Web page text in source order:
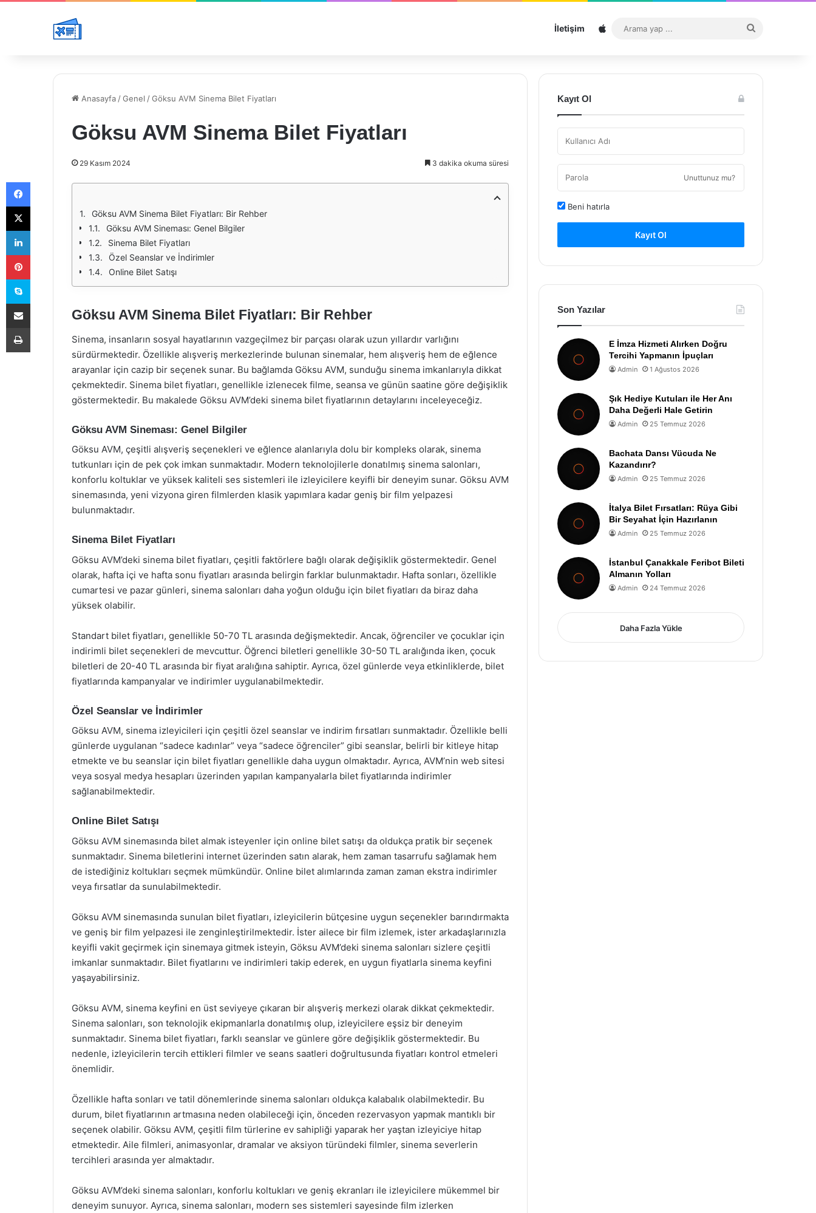
İletişim Sitemap
...
Anasayfa /Genel /Göksu AVM Sinema Bilet Fiyatları
Göksu AVM Sinema Bilet Fiyatları
29 Kasım 2024 3 dakika okuma süresi
Göksu AVM Sinema Bilet Fiyatları: Bir Rehber
Göksu AVM Sineması: Genel Bilgiler
Sinema Bilet Fiyatları
Özel Seanslar ve İndirimler
Online Bilet Satışı
Göksu AVM Sinema Bilet Fiyatları: Bir Rehber
Sinema, insanların sosyal hayatlarının vazgeçilmez bir parçası olarak uzun yıllardır varlığını
sürdürmektedir. Özellikle alışveriş merkezlerinde bulunan sinemalar, hem alışveriş hem de eğlence
arayanlar için cazip bir seçenek sunar. Bu bağlamda Göksu AVM, sunduğu sinema imkanlarıyla dikkat
çekmektedir. Sinema bilet fiyatları, genellikle izlenecek filme, seansa ve günün saatine göre değişiklik
göstermektedir. Bu makalede Göksu AVM’deki sinema bilet fiyatlarının detaylarını inceleyeceğiz.
Göksu AVM Sineması: Genel Bilgiler
Göksu AVM, çeşitli alışveriş seçenekleri ve eğlence alanlarıyla dolu bir kompleks olarak, sinema
tutkunları için de pek çok imkan sunmaktadır. Modern teknolojilerle donatılmış sinema salonları,
konforlu koltuklar ve yüksek kaliteli ses sistemleri ile izleyicilere keyifli bir deneyim sunar. Göksu AVM
sinemasında, yeni vizyona giren filmlerden klasik yapımlara kadar geniş bir film yelpazesi
bulunmaktadır.
Sinema Bilet Fiyatları
Göksu AVM’deki sinema bilet fiyatları, çeşitli faktörlere bağlı olarak değişiklik göstermektedir. Genel
olarak, hafta içi ve hafta sonu fiyatları arasında belirgin farklar bulunmaktadır. Hafta sonları, özellikle
cumartesi ve pazar günleri, sinema salonları daha yoğun olduğu için bilet fiyatları da biraz daha
yüksek olabilir.
Standart bilet fiyatları, genellikle 50-70 TL arasında değişmektedir. Ancak, öğrenciler ve çocuklar için
indirimli bilet seçenekleri de mevcuttur. Öğrenci biletleri genellikle 30-50 TL aralığında iken, çocuk
biletleri de 20-40 TL arasında bir fiyat aralığına sahiptir. Ayrıca, özel günlerde veya etkinliklerde, bilet
fiyatlarında kampanyalar ve indirimler uygulanabilmektedir.
Özel Seanslar ve İndirimler
Göksu AVM, sinema izleyicileri için çeşitli özel seanslar ve indirim fırsatları sunmaktadır. Özellikle belli
günlerde uygulanan “sadece kadınlar” veya “sadece öğrenciler” gibi seanslar, belirli bir kitleye hitap
etmekte ve bu seanslar için bilet fiyatları genellikle daha uygun olmaktadır. Ayrıca, AVM’nin web sitesi
veya sosyal medya hesapları üzerinden yapılan kampanyalarla bilet fiyatlarında indirimler
sağlanabilmektedir.
Online Bilet Satışı
Göksu AVM sinemasında bilet almak isteyenler için online bilet satışı da oldukça pratik bir seçenek
sunmaktadır. Sinema biletlerini internet üzerinden satın alarak, hem zaman tasarrufu sağlamak hem
de istediğiniz koltukları seçmek mümkündür. Online bilet alımlarında zaman zaman ekstra indirimler
veya fırsatlar da sunulabilmektedir.
Göksu AVM sinemasında sunulan bilet fiyatları, izleyicilerin bütçesine uygun seçenekler barındırmakta
ve geniş bir film yelpazesi ile zenginleştirilmektedir. İster ailece bir film izlemek, ister arkadaşlarınızla
keyifli vakit geçirmek için sinemaya gitmek isteyin, Göksu AVM’deki sinema salonları sizlere çeşitli
imkanlar sunmaktadır. Bilet fiyatlarını ve indirimleri takip ederek, en uygun fiyatlarla sinema keyfini
yaşayabilirsiniz.
Göksu AVM, sinema keyfini en üst seviyeye çıkaran bir alışveriş merkezi olarak dikkat çekmektedir.
Sinema salonları, son teknolojik ekipmanlarla donatılmış olup, izleyicilere eşsiz bir deneyim
sunmaktadır. Sinema bilet fiyatları, farklı seanslar ve günlere göre değişiklik göstermektedir. Bu
nedenle, izleyicilerin tercih ettikleri filmler ve seans saatleri doğrultusunda fiyatları kontrol etmeleri
önemlidir.
Özellikle hafta sonları ve tatil dönemlerinde sinema salonları oldukça kalabalık olabilmektedir. Bu
durum, bilet fiyatlarının artmasına neden olabileceği için, önceden rezervasyon yapmak mantıklı bir
seçenek olabilir. Göksu AVM, çeşitli film türlerine ev sahipliği yaparak her yaştan izleyiciye hitap
etmektedir. Aile filmleri, animasyonlar, dramalar ve aksiyon türündeki filmler, sinema severlerin
tercihleri arasında yer almaktadır.
Göksu AVM’deki sinema salonları, konforlu koltukları ve geniş ekranları ile izleyicilere mükemmel bir
deneyim sunuyor. Ayrıca, sinema salonları, modern ses sistemleri sayesinde film izlerken
Kayıt Ol
Unuttunuz mu?
Beni hatırla
Kayıt Ol
Son Yazılar
E İmza Hizmeti Alırken Doğru
Tercihi Yapmanın İpuçları
Admin 1 Ağustos 2026
Şık Hediye Kutuları ile Her Anı
Daha Değerli Hale Getirin
Admin 25 Temmuz 2026
Bachata Dansı Vücuda Ne
Kazandırır?
Admin 25 Temmuz 2026
İtalya Bilet Fırsatları: Rüya Gibi
Bir Seyahat İçin Hazırlanın
Admin 25 Temmuz 2026
İstanbul Çanakkale Feribot Bileti
Almanın Yolları
Admin 24 Temmuz 2026
Daha Fazla Yükle
Facebook
X
LinkedIn
Pinterest
Skype
E-Posta ile paylaş